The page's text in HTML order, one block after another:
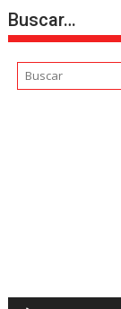
Buscar…